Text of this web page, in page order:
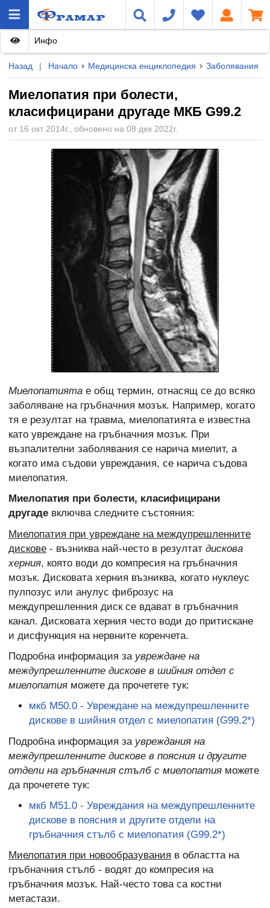
Назад | Начало Медицинска енциклопедия Заболявания
Миелопатия при болести,
класифицирани другаде МКБ G99.2
от 16 окт 2014г., обновено на 08 дек 2022г.
Инфо
Миелопатията е общ термин, отнасящ се до всяко
заболяване на гръбначния мозък. Например, когато
тя е резултат на травма, миелопатията е известна
като увреждане на гръбначния мозък. При
възпалителни заболявания се нарича миелит, а
когато има съдови увреждания, се нарича съдова
миелопатия.
Миелопатия при болести, класифицирани
другаде включва следните състояния:
Миелопатия при увреждане на междупрешленните
дискове - възниква най-често в резултат дискова
херния, която води до компресия на гръбначния
мозък. Дисковата херния възниква, когато нуклеус
пулпозус или анулус фиброзус на
междупрешленния диск се вдават в гръбначния
канал. Дисковата херния често води до притискане
и дисфункция на нервните коренчета.
Подробна информация за увреждане на
междупрешленните дискове в шийния отдел с
миелопатия можете да прочетете тук:
мкб M50.0 - Увреждане на междупрешленните
дискове в шийния отдел с миелопатия (G99.2*)
Подробна информация за увреждания на
междупрешленните дискове в поясния и другите
отдели на гръбначния стълб с миелопатия можете
да прочетете тук:
мкб M51.0 - Увреждания на междупрешленните
дискове в поясния и другите отдели на
гръбначния стълб с миелопатия (G99.2*)
Миелопатия при новообразувания в областта на
гръбначния стълб - водят до компресия на
гръбначния мозък. Най-често това са костни
метастази.